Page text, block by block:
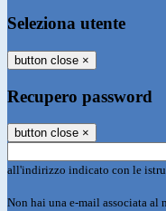
Seleziona utente
button close ×
Recupero password
button close ×
all'indirizzo indicato con le
Non hai una e-mail associata al